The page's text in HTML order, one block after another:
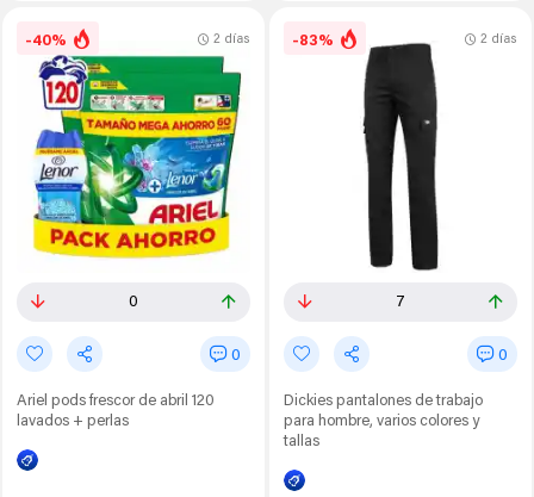
-40%
0
0
Ariel pods frescor de abril 120
lavados + perlas
2 días -83%
7
0
Dickies pantalones de trabajo
para hombre, varios colores y
tallas
2 días